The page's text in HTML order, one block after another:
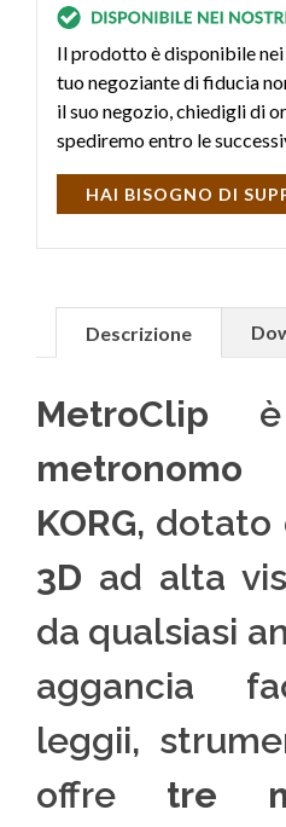
Il prodotto è disponibile
tuo negoziante di fiducia
il suo negozio, chiedigli di
spediremo entro le
HAI BISOGNO DI
Descrizione
MetroClip è
metronomo
KORG, dotato
3D ad alta
da qualsiasi
aggancia
leggii,
offre tre